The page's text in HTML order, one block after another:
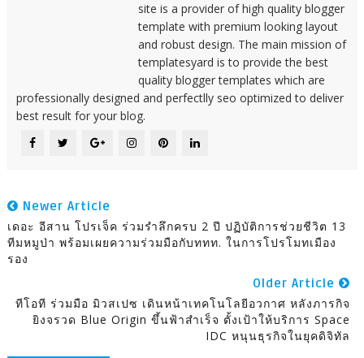
site is a provider of high quality blogger
template with premium looking layout
and robust design. The main mission of
templatesyard is to provide the best
quality blogger templates which are
professionally designed and perfectlly seo optimized to deliver
best result for your blog.
Newer Article
เดอะ อีสาน โปรเจ็ค ร่วมรำลึกครบ 2 ปี ปฏิบัติการช่วยชีวิต 13
ทีมหมูป่า พร้อมเผยความร่วมมือกับททท. ในการโปรโมทเมือง
รอง
Older Article
ทีโอที ร่วมมือ มิวสเปซ เดินหน้าเทคโนโลยีอวกาศ หลังภารกิจ
ยิงจรวด Blue Origin ขึ้นฟ้าสำเร็จ ตั้งเป้าให้บริการ Space
IDC หนุนธุรกิจในยุคดิจิทัล